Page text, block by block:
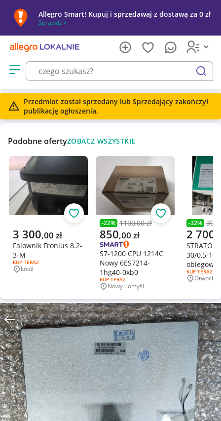
Allegro Smart! Kupuj i sprzedawaj z dostawą za 0 zł
Sprawdź »
Otwórz menu z kategoriami
szukaj
Przedmiot został sprzedany lub Sprzedający zakończył
publikację ogłoszenia.
Podobne ofertyZOBACZ WSZYSTKIE
Aktualna cena
3 300,00 zł
Falownik Fronius 8.2-
3-M
RODZAJ OFERTY:
KUP TERAZ
Miejscowość
Łódź
Obserwuj
Poprzednia cena
-22% 1100,00 zł
Aktualna cena
850,00 zł
S7-1200 CPU 1214C
Nowy 6ES7214-
1hg40-0xb0
RODZAJ OFERTY:
KUP TERAZ
Miejscowość
Nowy Tomyśl
Obserwuj
-32%
Aktualna
2 700
STRATOS
30/0,5-10
obiegowa
30/0,5-10
2186191
RODZAJ
KUP TERAZ
Otwock